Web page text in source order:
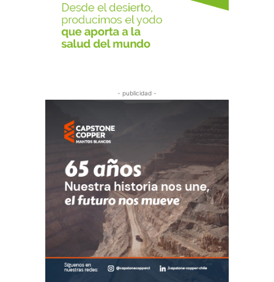
- publicidad -